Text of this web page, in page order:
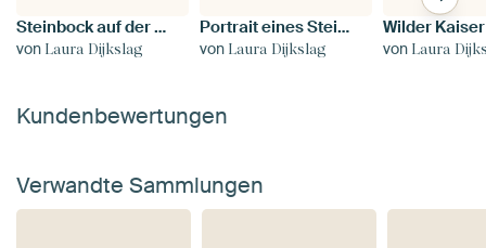
Steinbock auf der Lauer in den Bergen | Wildtierfotografie
von Laura Dijkslag
Portrait eines Steinbocks in warmen Farben | fineart photography
von Laura Dijkslag von Laura
Kundenbewertungen
Verwandte Sammlungen